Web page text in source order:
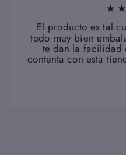
El producto es tal
todo muy bien
te dan la facilidad
contenta con esta